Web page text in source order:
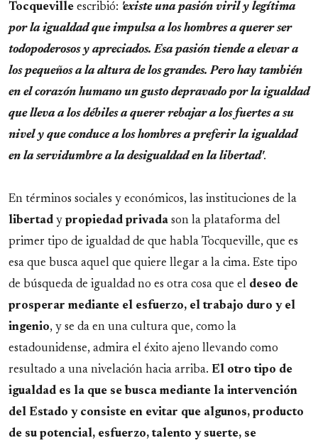
Tocqueville escribió: 'existe una pasión viril y legítima
por la igualdad que impulsa a los hombres a querer ser
todopoderosos y apreciados. Esa pasión tiende a elevar a
los pequeños a la altura de los grandes. Pero hay también
en el corazón humano un gusto depravado por la igualdad
que lleva a los débiles a querer rebajar a los fuertes a su
nivel y que conduce a los hombres a preferir la igualdad
en la servidumbre a la desigualdad en la libertad'.
En términos sociales y económicos, las instituciones de la
libertad y propiedad privada son la plataforma del
primer tipo de igualdad de que habla Tocqueville, que es
esa que busca aquel que quiere llegar a la cima. Este tipo
de búsqueda de igualdad no es otra cosa que el deseo de
prosperar mediante el esfuerzo, el trabajo duro y el
ingenio, y se da en una cultura que, como la
estadounidense, admira el éxito ajeno llevando como
resultado a una nivelación hacia arriba. El otro tipo de
igualdad es la que se busca mediante la intervención
del Estado y consiste en evitar que algunos, producto
de su potencial, esfuerzo, talento y suerte, se